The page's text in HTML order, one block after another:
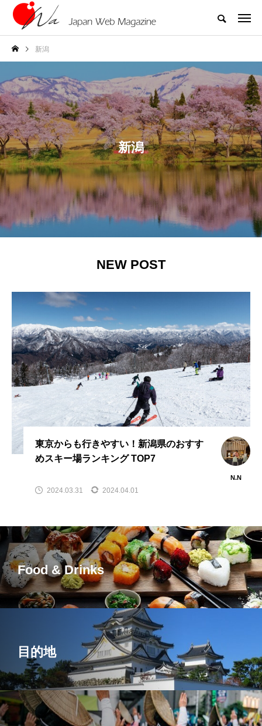
新潟
新潟
NEW POST
東京からも行きやすい！新潟県のおすす
めスキー場ランキング TOP7
N.N
2024.03.31 2024.04.01
Food & Drinks
目的地